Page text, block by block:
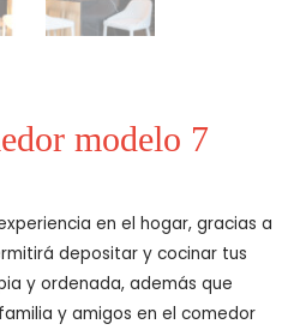
modelo 7
en el hogar, gracias a
depositar y cocinar tus
y ordenada, además que
y amigos en el comedor